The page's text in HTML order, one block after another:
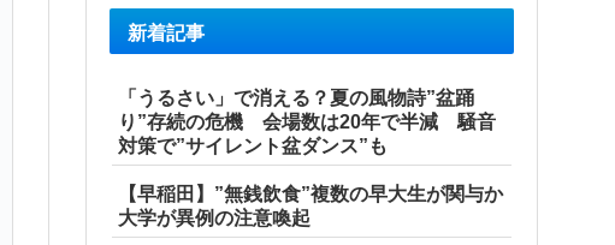
新着記事
「うるさい」で消える？夏の風物詩”盆踊
り”存続の危機 会場数は20年で半減 騒音
対策で”サイレント盆ダンス”も
【早稲田】”無銭飲食”複数の早大生が関与か
大学が異例の注意喚起